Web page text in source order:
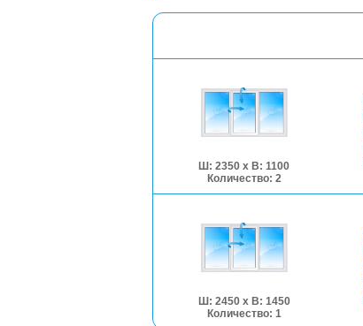
Ш: 2350 x В: 1100
Количество: 2
Ш: 2450 x В: 1450
Количество: 1